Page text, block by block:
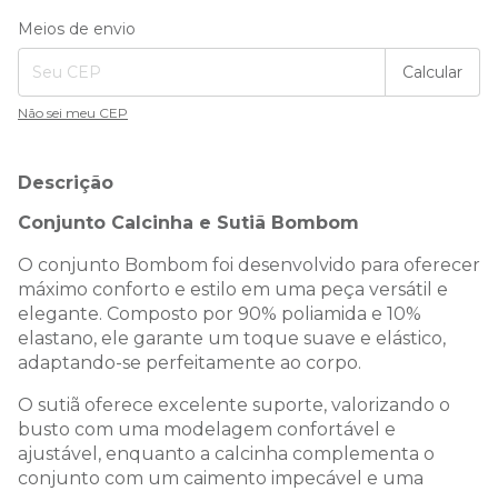
Entregas para o CEP:
Meios de envio
Calcular
Não sei meu CEP
Descrição
Conjunto Calcinha e Sutiã Bombom
O conjunto Bombom foi desenvolvido para oferecer
máximo conforto e estilo em uma peça versátil e
elegante. Composto por 90% poliamida e 10%
elastano, ele garante um toque suave e elástico,
adaptando-se perfeitamente ao corpo.
O sutiã oferece excelente suporte, valorizando o
busto com uma modelagem confortável e
ajustável, enquanto a calcinha complementa o
conjunto com um caimento impecável e uma